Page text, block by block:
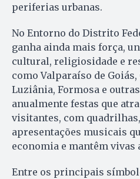
periferias urbanas.
No Entorno do Distrito
ganha ainda mais força,
cultural, religiosidade e
como Valparaíso de
Luziânia, Formosa e
anualmente festas que
visitantes, com
apresentações musicais
economia e mantêm vivas
Entre os principais